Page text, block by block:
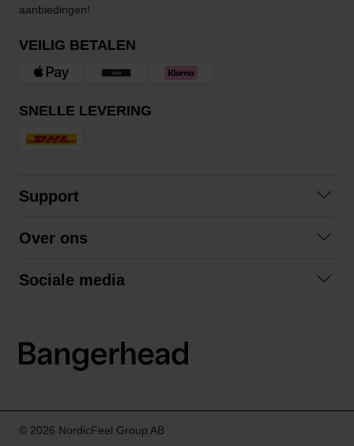
aanbiedingen!
VEILIG BETALEN
SNELLE LEVERING
Support
Algemene voorwaarden
Over ons
Sociale media
LinkedIn
© 2026 NordicFeel Group AB